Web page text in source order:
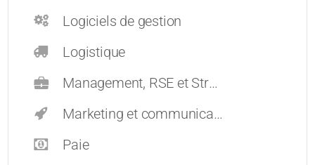
Logiciels de gestion
Logistique
Management, RSE et Stratégie
Marketing et communication
Paie